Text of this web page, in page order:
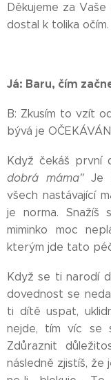
Děkujeme za
dostal k tolika očím.
Já: Baru, čím
B: Zkusím to vzít
bývá je
Když čekáš první
dobrá máma"Je
všech nastávající
je norma. Snažíš
miminko moc
kterým jde tato
Když se ti narodí
dovednost se
ti dítě uspat,
nejde, tím víc se
Zdůraznit
následně zjistíš,